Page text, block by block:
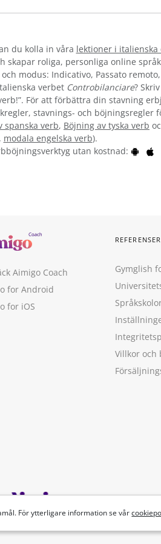
du kolla in våra lektioner i italienska
skapar roliga, personliga online
modus: Indicativo, Passato
verbet Controbilanciare?
För att förbättra din stavning
stavnings- och böjningsregler
spanska verb, Böjning av tyska verb
, modala engelska verb).
utan kostnad:
För ytterligare information se vår
Aimigo Coach
for Android
for iOS
REFERENSER
Gymglish
Villkor och